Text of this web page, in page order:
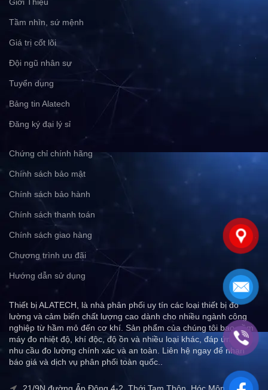
Tầm nhìn, sứ mệnh
Giá trị cốt lõi
Đội ngũ nhân sự
Tuyển dụng
Bảng tin Alatech
Đăng ký đại lý sỉ
Chứng chỉ chính hãng
Chính sách bảo mật
Chính sách bảo hành
Chính sách thanh toán
Chính sách giao hàng
Chương trình ưu đãi
Hướng dẫn sử dụng
Thiết bị ALATECH, là nhà phân phối uy tín các loại thiết bị đo
lường và cảm biến chất lượng cao dành cho nhiều ngành công
nghiệp từ hầm mỏ đến cơ khí. Sản phẩm của chúng tôi bao gồm
máy đo nhiệt độ, khí độc, độ ồn và nhiều loại khác, đáp ứng mọi
nhu cầu đo lường chính xác và an toàn. Liên hệ ngay để nhận
báo giá và dịch vụ phân phối toàn quốc..
21/9N đường Ấp Đông 4-2, Thới Tam Thôn, Hóc Môn,